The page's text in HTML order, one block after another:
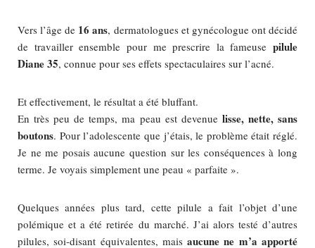
Vers l’âge de 16 ans, dermatologues et gynécologue ont décidé
de travailler ensemble pour me prescrire la fameuse pilule
Diane 35, connue pour ses effets spectaculaires sur l’acné.
Et effectivement, le résultat a été bluffant.
En très peu de temps, ma peau est devenue lisse, nette, sans
boutons. Pour l’adolescente que j’étais, le problème était réglé.
Je ne me posais aucune question sur les conséquences à long
terme. Je voyais simplement une peau « parfaite ».
Quelques années plus tard, cette pilule a fait l’objet d’une
polémique et a été retirée du marché. J’ai alors testé d’autres
pilules, soi-disant équivalentes, maisaucune ne m’a apporté